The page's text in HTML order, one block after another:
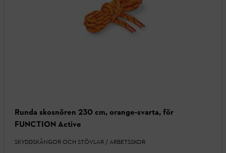
Runda skosnören 230 cm, orange-svarta, för
FUNCTION Active
SKYDDSKÄNGOR OCH STÖVLAR / ARBETSSKOR